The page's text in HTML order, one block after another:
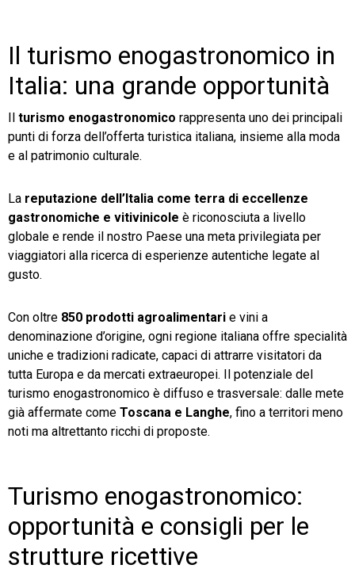
Il turismo enogastronomico in
Italia: una grande opportunità
turismo enogastronomico rappresenta uno dei principali
punti di forza dell’offerta turistica italiana, insieme alla moda
e al patrimonio culturale.
La reputazione dell’Italia come terra di eccellenze
gastronomiche e vitivinicole è riconosciuta a livello
globale e rende il nostro Paese una meta privilegiata per
viaggiatori alla ricerca di esperienze autentiche legate al
gusto.
Con oltre 850 prodotti agroalimentari e vini a
denominazione d’origine, ogni regione italiana offre specialità
uniche e tradizioni radicate, capaci di attrarre visitatori da
tutta Europa e da mercati extraeuropei. Il potenziale del
turismo enogastronomico è diffuso e trasversale: dalle mete
già affermate come Toscana e Langhe, fino a territori meno
noti ma altrettanto ricchi di proposte.
Turismo enogastronomico:
opportunità e consigli per le
strutture ricettive